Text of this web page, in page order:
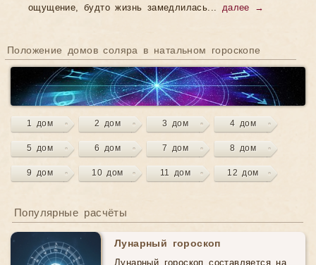
ощущение, будто жизнь замедлилась... далее →
Положение домов соляра в натальном гороскопе
1 дом 2 дом 3 дом 4 дом
5 дом 6 дом 7 дом 8 дом
9 дом 10 дом 11 дом 12 дом
Популярные расчёты
Лунарный гороскоп